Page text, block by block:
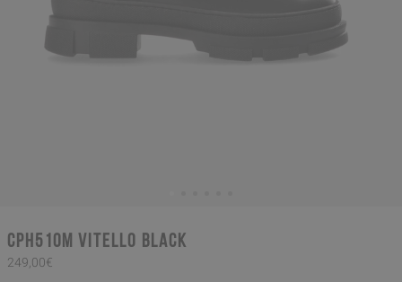
CPH510M vitello black
249,00€